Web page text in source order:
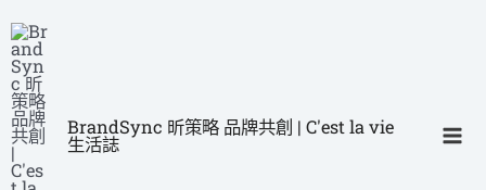
至
主
要
內
容
BrandSync 昕策略 品牌共創 | C'est la vie
生活誌